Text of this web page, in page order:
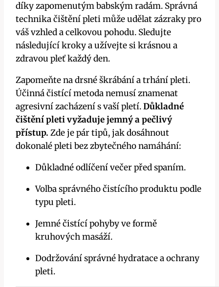
díky zapomenutým babským radám. Správná
technika čištění pleti může udělat zázraky pro
váš vzhled a celkovou pohodu. Sledujte
následující kroky a užívejte si krásnou a
zdravou pleť každý den.
Zapomeňte na drsné škrábání a trhání pleti.
Účinná čistící metoda nemusí znamenat
agresivní zacházení s vaší pletí.Důkladné
čištění pleti vyžaduje jemný a pečlivý
přístup. Zde je pár tipů, jak dosáhnout
dokonalé pleti bez zbytečného namáhání:
Důkladné odlíčení večer před spaním.
Volba správného čistícího produktu podle
typu pleti.
Jemné čistící pohyby ve formě
kruhových masáží.
Dodržování správné hydratace a ochrany
pleti.